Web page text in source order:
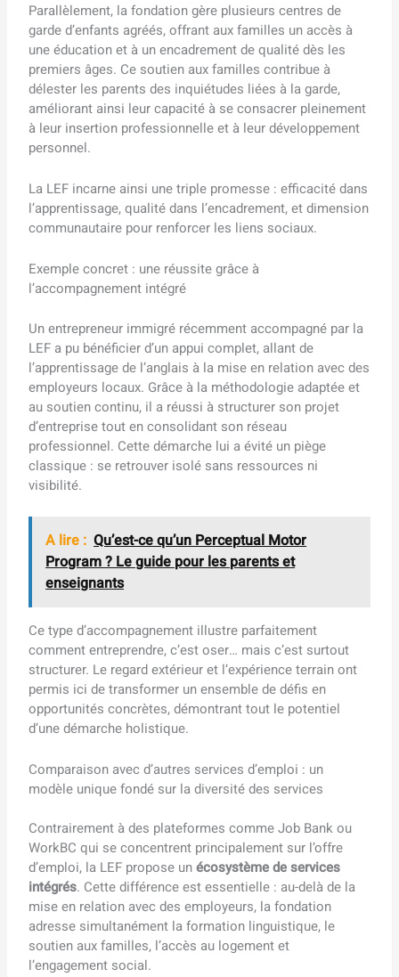
Parallèlement, la fondation gère plusieurs centres de
garde d’enfants agréés, offrant aux familles un accès à
une éducation et à un encadrement de qualité dès les
premiers âges. Ce soutien aux familles contribue à
délester les parents des inquiétudes liées à la garde,
améliorant ainsi leur capacité à se consacrer pleinement
à leur insertion professionnelle et à leur développement
personnel.
La LEF incarne ainsi une triple promesse : efficacité dans
l’apprentissage, qualité dans l’encadrement, et dimension
communautaire pour renforcer les liens sociaux.
Exemple concret : une réussite grâce à
l’accompagnement intégré
Un entrepreneur immigré récemment accompagné par la
LEF a pu bénéficier d’un appui complet, allant de
l’apprentissage de l’anglais à la mise en relation avec des
employeurs locaux. Grâce à la méthodologie adaptée et
au soutien continu, il a réussi à structurer son projet
d’entreprise tout en consolidant son réseau
professionnel. Cette démarche lui a évité un piège
classique : se retrouver isolé sans ressources ni
visibilité.
A lire : Qu’est-ce qu’un Perceptual Motor
Program ? Le guide pour les parents et
enseignants
Ce type d’accompagnement illustre parfaitement
comment entreprendre, c’est oser… mais c’est surtout
structurer. Le regard extérieur et l’expérience terrain ont
permis ici de transformer un ensemble de défis en
opportunités concrètes, démontrant tout le potentiel
d’une démarche holistique.
Comparaison avec d’autres services d’emploi : un
modèle unique fondé sur la diversité des services
Contrairement à des plateformes comme Job Bank ou
WorkBC qui se concentrent principalement sur l’offre
d’emploi, la LEF propose unécosystème de services
intégrés. Cette différence est essentielle : au-delà de la
mise en relation avec des employeurs, la fondation
adresse simultanément la formation linguistique, le
soutien aux familles, l’accès au logement et
l’engagement social.